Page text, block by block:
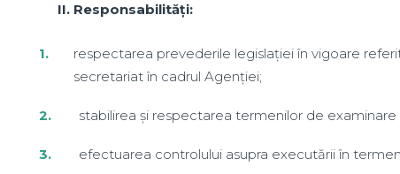
II. Responsabilități:
respectarea prevederile legislației în vigoare
secretariat în cadrul Agenției;
stabilirea și respectarea termenilor de
efectuarea controlului asupra executării în